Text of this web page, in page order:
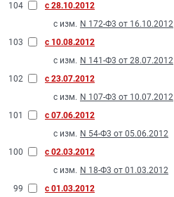
104
с 28.10.2012
с изм. N 172-Ф3 от 16.10.2012
103
с 10.08.2012
с изм. N 141-Ф3 от 28.07.2012
102
с 23.07.2012
с изм. N 107-Ф3 от 10.07.2012
101
с 07.06.2012
с изм. N 54-Ф3 от 05.06.2012
100
с 02.03.2012
с изм. N 18-Ф3 от 01.03.2012
99
с 01.03.2012